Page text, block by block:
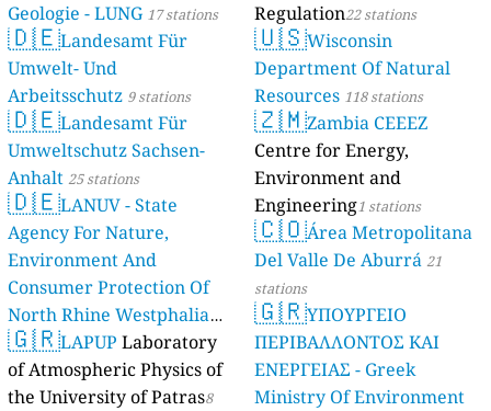
Geologie - LUNG 17 stations
🇩🇪Landesamt Für
Umwelt- Und
Arbeitsschutz 9 stations
🇩🇪Landesamt Für
Umweltschutz Sachsen-
Anhalt 25 stations
🇩🇪LANUV - State
Agency For Nature,
Environment And
Consumer Protection Of
North Rhine Westphalia
(Landesamt Für Natur,
Umwelt Und
Verbraucherschutz NRW)
🇬🇷LAPUP Laboratory
of Atmospheric Physics of
the University of Patras8
Regulation22 stations
🇺🇸Wisconsin
Department Of Natural
Resources 118 stations
🇿🇲Zambia CEEEZ
Centre for Energy,
Environment and
Engineering1 stations
🇨🇴Área Metropolitana
Del Valle De Aburrá 21
stations
🇬🇷ΥΠΟΥΡΓΕΙΟ
ΠΕΡΙΒΑΛΛΟΝΤΟΣ ΚΑΙ
ΕΝΕΡΓΕΙΑΣ - Greek
Ministry Of Environment